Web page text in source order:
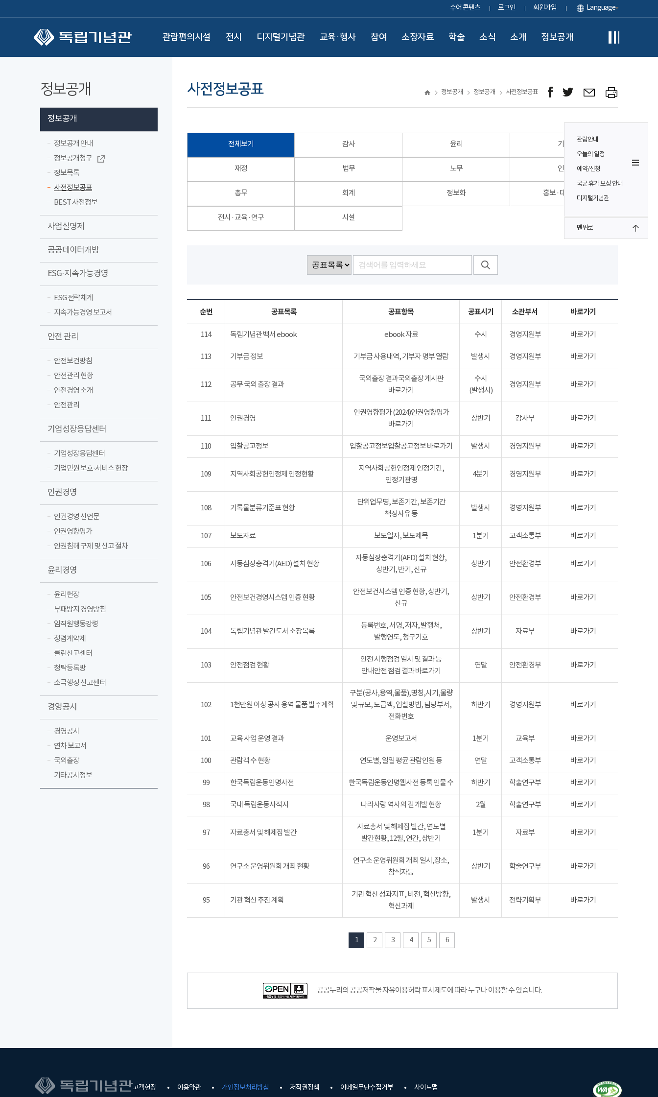
수어 콘텐츠 로그인 회원가입 Language
관람편의시설 전시 디지털기념관 교육·행사 참여 소장자료 학술 소식 소개 정보공개
관람안내
오늘의 일정
예약/신청
국군 휴가 보상 안내
디지털기념관
맨위로
정보공개
정보공개
정보공개 안내
정보공개청구
정보목록
사전정보공표
BEST 사전정보
사업실명제
공공데이터개방
ESG·지속가능경영
ESG 전략체계
지속가능경영 보고서
안전 관리
안전보건방침
안전관리 현황
안전경영 소개
안전관리
기업성장응답센터
기업성장응답센터
기업민원 보호·서비스 헌장
인권경영
인권경영 선언문
인권영향평가
인권침해 구제 및 신고 절차
윤리경영
윤리헌장
부패방지 경영방침
임직원행동강령
청렴계약제
클린신고센터
청탁등록방
소극행정 신고센터
경영공시
경영공시
연차 보고서
국외출장
기타공시정보
사전정보공표 정보공개 정보공개 사전정보공표
전체보기 감사 윤리 기획
재정 법무 노무 인사
총무 회계 정보화 홍보 · 대외협력
전시 · 교육 · 연구 시설
순번 공표목록 공표항목 공표시기 소관부서 바로가기
114 독립기념관 백서 ebook ebook 자료 수시 경영지원부 바로가기
113 기부금 정보 기부금 사용내역, 기부자 명부 열람 발생시 경영지원부 바로가기
112 공무 국외 출장 결과
국외출장 결과국외출장 게시판
바로가기
수시
(발생시)
경영지원부 바로가기
111 인권경영
인권영향평가 (2024)인권영향평가
바로가기
상반기 감사부 바로가기
110 입찰공고정보 입찰공고정보입찰공고정보 바로가기 발생시 경영지원부 바로가기
109 지역사회공헌인정제 인정현황
지역사회공헌인정제 인정기간,
인정기관명
4분기 경영지원부 바로가기
108 기록물분류기준표 현황
단위업무명, 보존기간, 보존기간
책정사유 등
발생시 경영지원부 바로가기
107 보도자료 보도일자, 보도제목 1분기 고객소통부 바로가기
106 자동심장충격기(AED) 설치 현황
자동심장충격기(AED) 설치 현황,
상반기, 반기, 신규
상반기 안전환경부 바로가기
105 안전보건경영시스템 인증 현황
안전보건시스템 인증 현황, 상반기,
신규
상반기 안전환경부 바로가기
104 독립기념관 발간도서 소장목록
등록번호, 서명, 저자, 발행처,
발행연도, 청구기호
상반기 자료부 바로가기
103 안전점검 현황
안전 시행점검 일시 및 결과 등
안내안전 점검 결과 바로가기
연말 안전환경부 바로가기
102 1천만원 이상 공사 용역 물품 발주계획
구분(공사,용역,물품),명칭,시기,물량
및 규모, 도급액, 입찰방법, 담당부서,
전화번호
하반기 경영지원부 바로가기
101 교육 사업 운영 결과 운영보고서 1분기 교육부 바로가기
100 관람객 수 현황 연도별, 일일 평균 관람인원 등 연말 고객소통부 바로가기
99 한국독립운동인명사전 한국독립운동인명웹사전 등록 인물 수 하반기 학술연구부 바로가기
98 국내 독립운동사적지 나라사랑 역사의 길 개발 현황 2월 학술연구부 바로가기
97 자료총서 및 해제집 발간
자료총서 및 해제집 발간, 연도별
발간현황, 12월, 연간, 상반기
1분기 자료부 바로가기
96 연구소 운영위원회 개최 현황
연구소 운영위원회 개최 일시,장소,
참석자등
상반기 학술연구부 바로가기
95 기관 혁신 추진 계획
기관 혁신 성과지표, 비전, 혁신방향,
혁신과제
발생시 전략기획부 바로가기
1 2 3 4 5 6
공공누리의 공공저작물 자유이용허락 표시제도에 따라 누구나 이용할 수 있습니다.
고객헌장 이용약관 개인정보처리방침 저작권정책 이메일무단수집거부 사이트맵